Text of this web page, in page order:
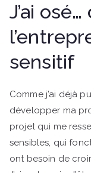
J’ai
sensitif
Comme j’ai déjà
développer ma
projet qui me
sensibles, qui
ont besoin de